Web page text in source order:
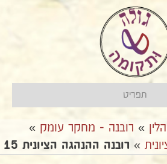
תפריט
» רובנה - מחקר עומק »
» רובנה ההנהגה הציונית 15